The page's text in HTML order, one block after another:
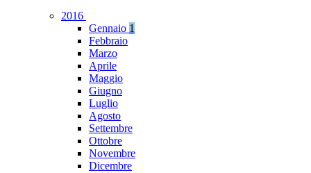
2016
Gennaio 1
Febbraio
Marzo
Aprile
Maggio
Giugno
Luglio
Agosto
Settembre
Ottobre
Novembre
Dicembre